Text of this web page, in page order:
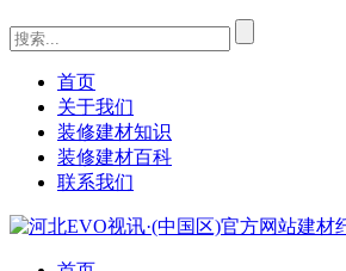
首页
关于我们
装修建材知识
装修建材百科
联系我们